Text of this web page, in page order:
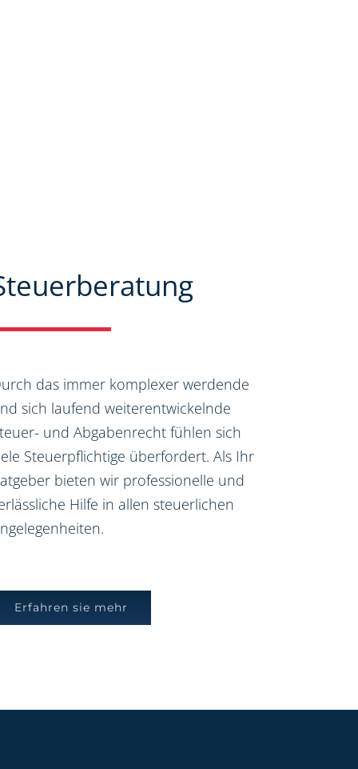
das immer komplexer werdende
sich laufend weiterentwickelnde
und Abgabenrecht fühlen sich
Steuerpflichtige überfordert. Als Ihr
bieten wir professionelle und
Hilfe in allen steuerlichen
Erfahren sie mehr